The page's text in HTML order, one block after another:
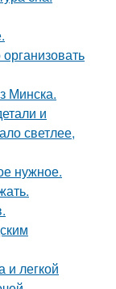
Минска.
и
светлее,
нужное.
и легкой